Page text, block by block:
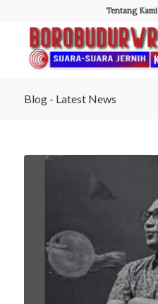
Tentang Kami
Blog - Latest News